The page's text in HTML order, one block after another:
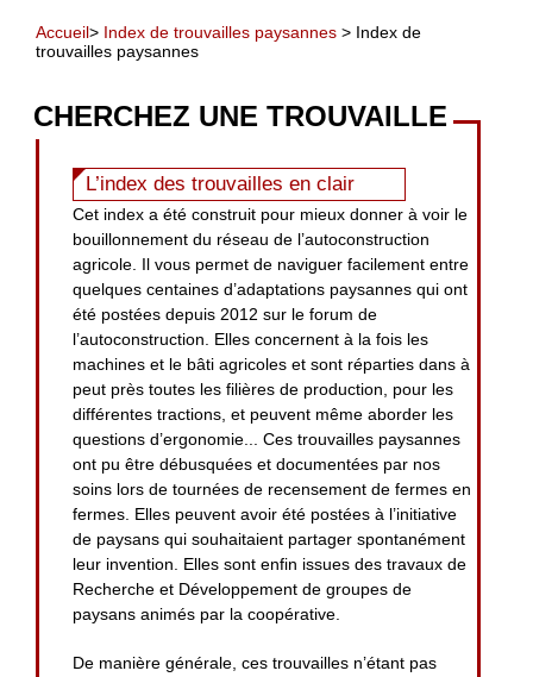
Accueil> Index de trouvailles paysannes > Index de
trouvailles paysannes
CHERCHEZ UNE TROUVAILLE
L’index des trouvailles en clair
Cet index a été construit pour mieux donner à voir le
bouillonnement du réseau de l’autoconstruction
agricole. Il vous permet de naviguer facilement entre
quelques centaines d’adaptations paysannes qui ont
été postées depuis 2012 sur le forum de
l’autoconstruction. Elles concernent à la fois les
machines et le bâti agricoles et sont réparties dans à
peut près toutes les filières de production, pour les
différentes tractions, et peuvent même aborder les
questions d’ergonomie... Ces trouvailles paysannes
ont pu être débusquées et documentées par nos
soins lors de tournées de recensement de fermes en
fermes. Elles peuvent avoir été postées à l’initiative
de paysans qui souhaitaient partager spontanément
leur invention. Elles sont enfin issues des travaux de
Recherche et Développement de groupes de
paysans animés par la coopérative.
De manière générale, ces trouvailles n’étant pas